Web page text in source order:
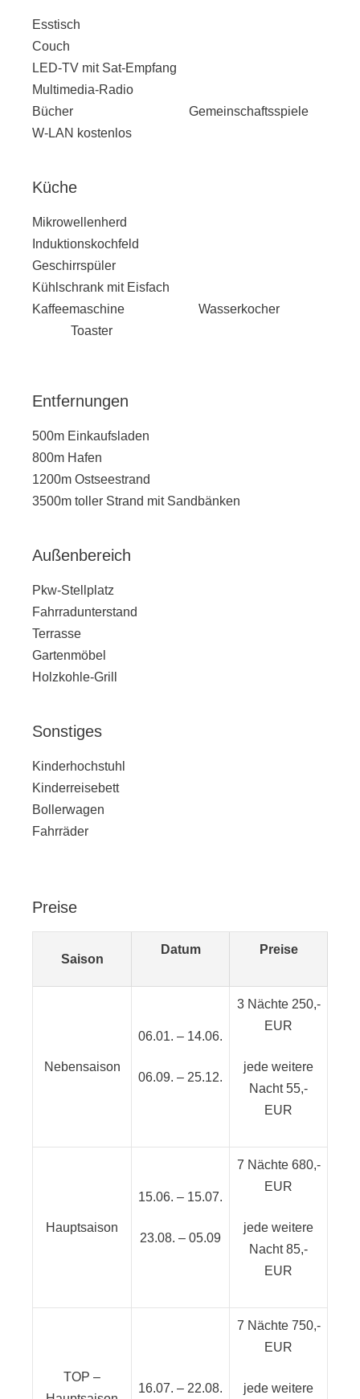
Esstisch
Couch
LED-TV mit Sat-Empfang
Multimedia-Radio
Bücher Gemeinschaftsspiele
W-LAN kostenlos
Küche
Mikrowellenherd
Induktionskochfeld
Geschirrspüler
Kühlschrank mit Eisfach
Kaffeemaschine Wasserkocher
Toaster
Entfernungen
500m Einkaufsladen
800m Hafen
1200m Ostseestrand
3500m toller Strand mit Sandbänken
Außenbereich
Pkw-Stellplatz
Fahrradunterstand
Terrasse
Gartenmöbel
Holzkohle-Grill
Sonstiges
Kinderhochstuhl
Kinderreisebett
Bollerwagen
Fahrräder
Preise
Saison
Datum Preise
Nebensaison
06.01. – 14.06.
06.09. – 25.12.
3 Nächte 250,-
EUR
jede weitere
Nacht 55,-
EUR
Hauptsaison
15.06. – 15.07.
23.08. – 05.09
7 Nächte 680,-
EUR
jede weitere
Nacht 85,-
EUR
TOP –
16.07. – 22.08.
7 Nächte 750,-
EUR
jede weitere